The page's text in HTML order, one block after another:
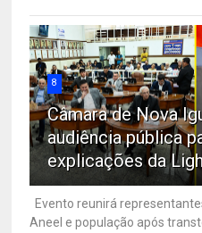
8
Câmara de Nova
audiência pública
explicações da
Evento reunirá
Aneel e população após